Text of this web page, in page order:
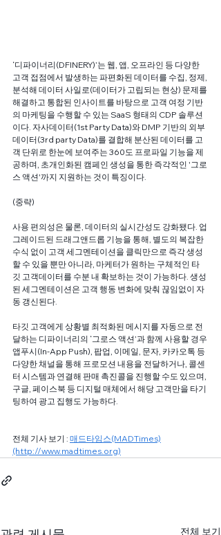
‘디파이너리(DFINERY)’는 웹, 앱, 오프라인 등 다양한
고객 접점에서 발생하는 파편화된 데이터를 수집, 정제,
분석해 데이터 사일로(데이터가 고립되는 현상) 문제를
해결하고 통합된 인사이트를 바탕으로 고객 여정 기반
의 마케팅을 수행할 수 있는 SaaS 형태의 CDP 솔루션
이다. 자사데이터(1st Party Data)와 DMP 기반의 외부
데이터(3rd party Data)를 결합해 분산된 데이터를 고
객 단위로 한눈에 보여주는 360도 프로파일 기능을 제
공하며, 초개인화된 캠페인 생성을 통한 즉각적인 '그로
스 액션'까지 지원하는 것이 특징이다.
(중략)
사용 편의성은 물론, 데이터의 실시간성도 강화됐다. 업
그레이드된 드래그앤드롭 기능을 통해, 별도의 복잡한
수식 없이 고객 세그멘테이션을 클릭만으로 즉각 생성
할 수 있을 뿐만 아니라, 마케터가 원하는 구체적인 타
깃 고객데이터를 수분 내 확보하는 것이 가능하다. 생성
된 세그멘테이션은 고객 행동 변화에 맞춰 끊임없이 자
동 갱신된다.
타깃 고객에게 상황별 최적화된 메시지를 자동으로 전
달하는 디파이너리의 ‘그로스 액션’과 함께 사용할 경우
앱푸시(In-App Push), 팝업, 이메일, 문자, 카카오톡 등
다양한 채널을 통해 프로모션 내용을 전달하거나, 콜센
터 시스템과 연결해 판매 촉진콜을 진행할 수도 있으며,
구글, 페이스북 등 디지털 매체에서 해당 고객만을 타기
팅하여 광고 집행도 가능하다.
전체 기사 보기 : 매드타임스(MADTimes)
(http://www.madtimes.org)
전체 보기